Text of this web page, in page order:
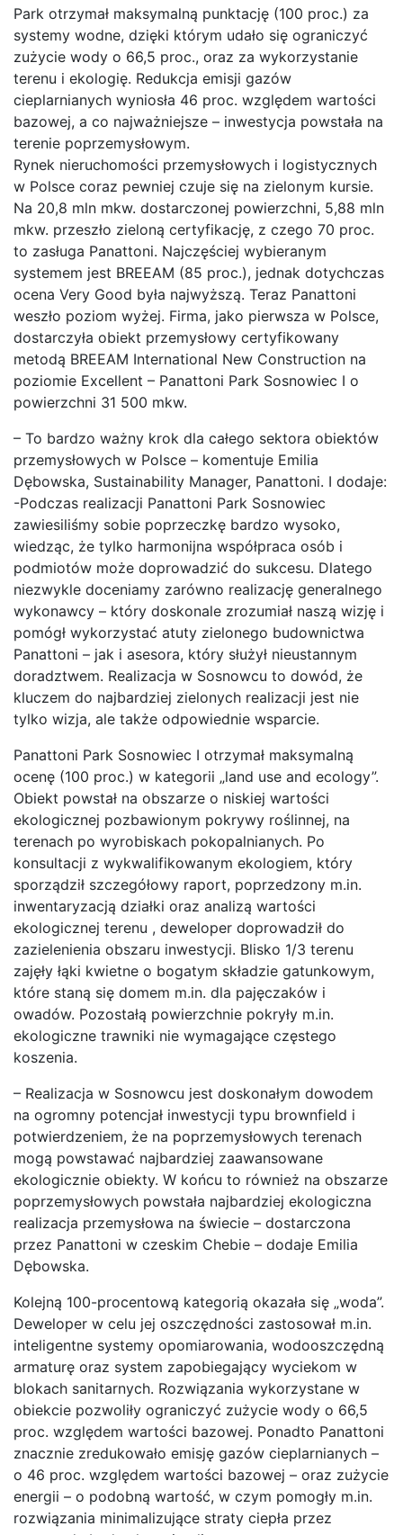
Park otrzymał maksymalną punktację (100 proc.) za
systemy wodne, dzięki którym udało się ograniczyć
zużycie wody o 66,5 proc., oraz za wykorzystanie
terenu i ekologię. Redukcja emisji gazów
cieplarnianych wyniosła 46 proc. względem wartości
bazowej, a co najważniejsze – inwestycja powstała na
terenie poprzemysłowym.
Rynek nieruchomości przemysłowych i logistycznych
w Polsce coraz pewniej czuje się na zielonym kursie.
Na 20,8 mln mkw. dostarczonej powierzchni, 5,88 mln
mkw. przeszło zieloną certyfikację, z czego 70 proc.
to zasługa Panattoni. Najczęściej wybieranym
systemem jest BREEAM (85 proc.), jednak dotychczas
ocena Very Good była najwyższą. Teraz Panattoni
weszło poziom wyżej. Firma, jako pierwsza w Polsce,
dostarczyła obiekt przemysłowy certyfikowany
metodą BREEAM International New Construction na
poziomie Excellent – Panattoni Park Sosnowiec I o
powierzchni 31 500 mkw.
– To bardzo ważny krok dla całego sektora obiektów
przemysłowych w Polsce – komentuje Emilia
Dębowska, Sustainability Manager, Panattoni. I dodaje:
-Podczas realizacji Panattoni Park Sosnowiec
zawiesiliśmy sobie poprzeczkę bardzo wysoko,
wiedząc, że tylko harmonijna współpraca osób i
podmiotów może doprowadzić do sukcesu. Dlatego
niezwykle doceniamy zarówno realizację generalnego
wykonawcy – który doskonale zrozumiał naszą wizję i
pomógł wykorzystać atuty zielonego budownictwa
Panattoni – jak i asesora, który służył nieustannym
doradztwem. Realizacja w Sosnowcu to dowód, że
kluczem do najbardziej zielonych realizacji jest nie
tylko wizja, ale także odpowiednie wsparcie.
Panattoni Park Sosnowiec I otrzymał maksymalną
ocenę (100 proc.) w kategorii „land use and ecology”.
Obiekt powstał na obszarze o niskiej wartości
ekologicznej pozbawionym pokrywy roślinnej, na
terenach po wyrobiskach pokopalnianych. Po
konsultacji z wykwalifikowanym ekologiem, który
sporządził szczegółowy raport, poprzedzony m.in.
inwentaryzacją działki oraz analizą wartości
ekologicznej terenu , deweloper doprowadził do
zazielenienia obszaru inwestycji. Blisko 1/3 terenu
zajęły łąki kwietne o bogatym składzie gatunkowym,
które staną się domem m.in. dla pajęczaków i
owadów. Pozostałą powierzchnie pokryły m.in.
ekologiczne trawniki nie wymagające częstego
koszenia.
– Realizacja w Sosnowcu jest doskonałym dowodem
na ogromny potencjał inwestycji typu brownfield i
potwierdzeniem, że na poprzemysłowych terenach
mogą powstawać najbardziej zaawansowane
ekologicznie obiekty. W końcu to również na obszarze
poprzemysłowych powstała najbardziej ekologiczna
realizacja przemysłowa na świecie – dostarczona
przez Panattoni w czeskim Chebie – dodaje Emilia
Dębowska.
Kolejną 100-procentową kategorią okazała się „woda”.
Deweloper w celu jej oszczędności zastosował m.in.
inteligentne systemy opomiarowania, wodooszczędną
armaturę oraz system zapobiegający wyciekom w
blokach sanitarnych. Rozwiązania wykorzystane w
obiekcie pozwoliły ograniczyć zużycie wody o 66,5
proc. względem wartości bazowej. Ponadto Panattoni
znacznie zredukowało emisję gazów cieplarnianych –
o 46 proc. względem wartości bazowej – oraz zużycie
energii – o podobną wartość, w czym pomogły m.in.
rozwiązania minimalizujące straty ciepła przez